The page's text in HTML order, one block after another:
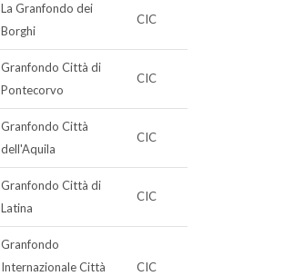
La Granfondo dei
Borghi
CIC
Granfondo Città di
Pontecorvo
CIC
Granfondo Città
dell'Aquila
CIC
Granfondo Città di
Latina
CIC
Granfondo
Internazionale Città
CIC